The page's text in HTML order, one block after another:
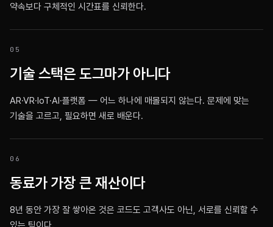
약속보다 구체적인 시간표를 신뢰한다.
0 5
기술 스택은 도그마가 아니다
AR·VR·IoT·AI·플랫폼 — 어느 하나에 매몰되지 않는다. 문제에 맞는
기술을 고르고, 필요하면 새로 배운다.
0 6
동료가 가장 큰 재산이다
8년 동안 가장 잘 쌓아온 것은 코드도 고객사도 아닌, 서로를 신뢰할 수